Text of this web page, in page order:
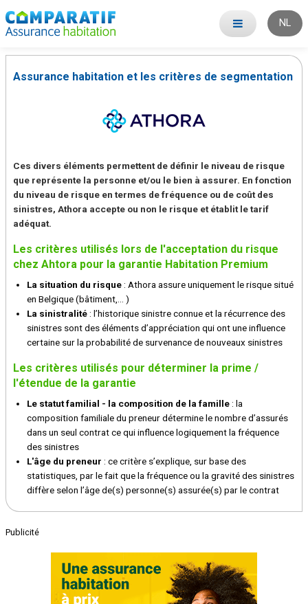
NL
Assurance habitation et les critères de segmentation
Ces divers éléments permettent de définir le niveau de risque
que représente la personne et/ou le bien à assurer. En fonction
du niveau de risque en termes de fréquence ou de coût des
sinistres, Athora accepte ou non le risque et établit le tarif
adéquat.
Les critères utilisés lors de l'acceptation du risque
chez Ahtora pour la garantie Habitation Premium
La situation du risque : Athora assure uniquement le risque situé
en Belgique (bâtiment,... )
La sinistralité : l’historique sinistre connue et la récurrence des
sinistres sont des éléments d’appréciation qui ont une influence
certaine sur la probabilité de survenance de nouveaux sinistres
Les critères utilisés pour déterminer la prime /
l'étendue de la garantie
Le statut familial - la composition de la famille : la
composition familiale du preneur détermine le nombre d’assurés
dans un seul contrat ce qui influence logiquement la fréquence
des sinistres
L'âge du preneur : ce critère s’explique, sur base des
statistiques, par le fait que la fréquence ou la gravité des sinistres
diffère selon l’âge de(s) personne(s) assurée(s) par le contrat
Publicité